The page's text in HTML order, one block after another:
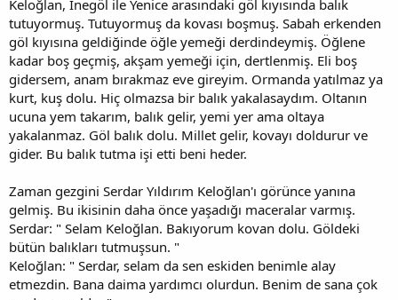
t
a
n
i
h
i
Keloğlan, İnegöl ile Yenice arasındaki göl kıyısında balık
tutuyormuş. Tutuyormuş da kovası boşmuş. Sabah erkenden
göl kıyısına geldiğinde öğle yemeği derdindeymiş. Öğlene
kadar boş geçmiş, akşam yemeği için, dertlenmiş. Eli boş
gidersem, anam bırakmaz eve gireyim. Ormanda yatılmaz ya
kurt, kuş dolu. Hiç olmazsa bir balık yakalasaydım. Oltanın
ucuna yem takarım, balık gelir, yemi yer ama oltaya
yakalanmaz. Göl balık dolu. Millet gelir, kovayı doldurur ve
gider. Bu balık tutma işi etti beni heder.
Zaman gezgini Serdar Yıldırım Keloğlan'ı görünce yanına
gelmiş. Bu ikisinin daha önce yaşadığı maceralar varmış.
Serdar: " Selam Keloğlan. Bakıyorum kovan dolu. Göldeki
bütün balıkları tutmuşsun. "
Keloğlan: " Serdar, selam da sen eskiden benimle alay
etmezdin. Bana daima yardımcı olurdun. Benim de sana çok